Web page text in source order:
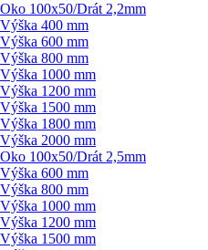
Oko 100x50/Drát 2,2mm
Výška 400 mm
Výška 600 mm
Výška 800 mm
Výška 1000 mm
Výška 1200 mm
Výška 1500 mm
Výška 1800 mm
Výška 2000 mm
Oko 100x50/Drát 2,5mm
Výška 600 mm
Výška 800 mm
Výška 1000 mm
Výška 1200 mm
Výška 1500 mm